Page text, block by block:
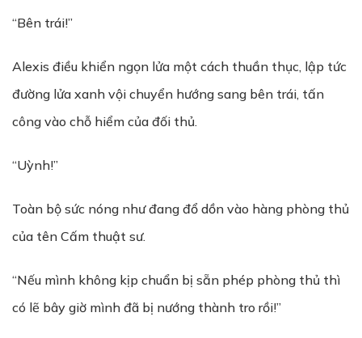
“Bên trái!”
Alexis điều khiển ngọn lửa một cách thuần thục, lập tức
đường lửa xanh vội chuyển hướng sang bên trái, tấn
công vào chỗ hiểm của đối thủ.
“Uỳnh!”
Toàn bộ sức nóng như đang đổ dồn vào hàng phòng thủ
của tên Cấm thuật sư.
“Nếu mình không kịp chuẩn bị sẵn phép phòng thủ thì
có lẽ bây giờ mình đã bị nướng thành tro rồi!”